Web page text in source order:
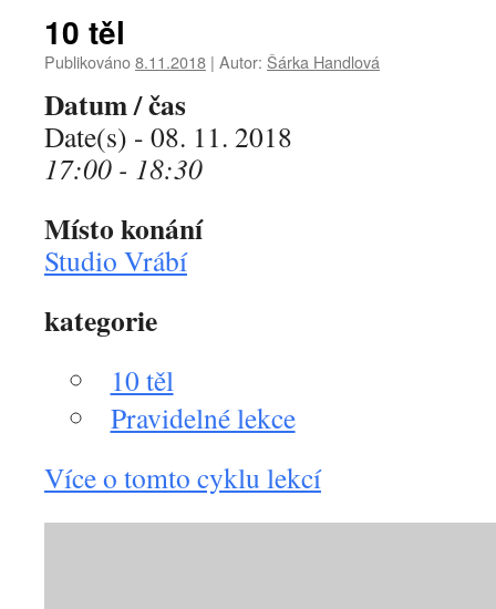
10 těl
Publikováno8.11.2018 | Autor: Šárka Handlová
Datum / čas
Date(s) - 08. 11. 2018
17:00 - 18:30
Místo konání
Studio Vrábí
kategorie
10 těl
Pravidelné lekce
Více o tomto cyklu lekcí